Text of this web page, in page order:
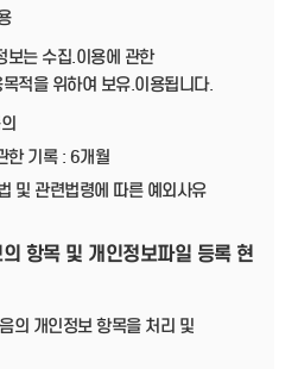
보는 수집.이용에 관한
적을 위하여 보유.이용됩니다.
한 기록 : 6개월
및 관련법령에 따른 예외사유
항목 및 개인정보파일 등록 현
의 개인정보 항목을 처리 및